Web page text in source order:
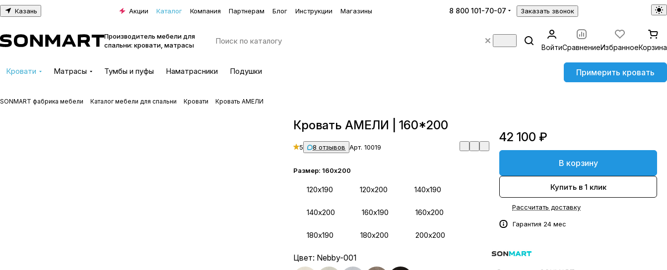
Казань Акции Каталог Компания Партнерам Блог Инструкции Магазины 8 800 101-70-07 Заказать звонок
Производитель мебели для
спальни: кровати, матрасы
ВойтиСравнениеИзбранноеКорзина
Кровати Матрасы Тумбы и пуфы Наматрасники Подушки Примерить кровать
SONMART фабрика мебели Каталог мебели для спальни Кровати Кровать АМЕЛИ
Кровать АМЕЛИ | 160*200
5 8 отзывов Арт.10019
Размер:160х200
120х190 120х200 140х190
140х200 160х190 160х200
180х190 180х200 200х200
Цвет: Nebby-001
42 100 ₽
В корзину
Купить в 1 клик
Рассчитать доставку
Гарантия 24 мес